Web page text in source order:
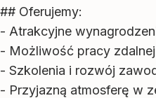
## Oferujemy:
- Atrakcyjne
- Możliwość pracy
- Szkolenia i rozwój
- Przyjazną atmosferę w